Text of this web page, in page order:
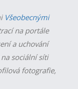
Všeobecnými
na portále
a uchování
sociální síti
fotografie,